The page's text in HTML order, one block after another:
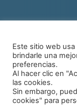
© Negocios y
Este sitio web
brindarle una
preferencias.
Al hacer clic en
las cookies.
Sin embargo,
cookies" para